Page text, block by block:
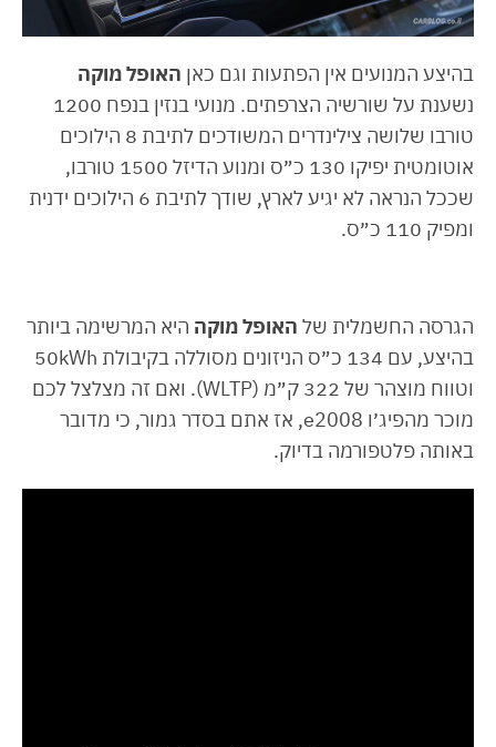
בהיצע המנועים אין הפתעות וגם כאן האופל מוקה
נשענת על שורשיה הצרפתים. מנועי בנזין בנפח 1200
טורבו שלושה צילינדרים המשודכים לתיבת 8 הילוכים
אוטומטית יפיקו 130 כ״ס ומנוע הדיזל 1500 טורבו,
שככל הנראה לא יגיע לארץ, שודך לתיבת 6 הילוכים ידנית
ומפיק 110 כ״ס.
הגרסה החשמלית של האופל מוקה היא המרשימה ביותר
בהיצע, עם 134 כ״ס הניזונים מסוללה בקיבולת 50kWh
וטווח מוצהר של 322 ק״מ (WLTP). ואם זה מצלצל לכם
מוכר מהפיג׳ו e2008, אז אתם בסדר גמור, כי מדובר
באותה פלטפורמה בדיוק.